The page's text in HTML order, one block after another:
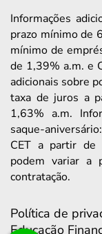
Informações
prazo mínimo de
mínimo de
de 1,39% a.m. e
adicionais sobre
taxa de juros a
1,63% a.m.
saque-
CET a partir de
podem variar a
contratação.
Política de
Educação